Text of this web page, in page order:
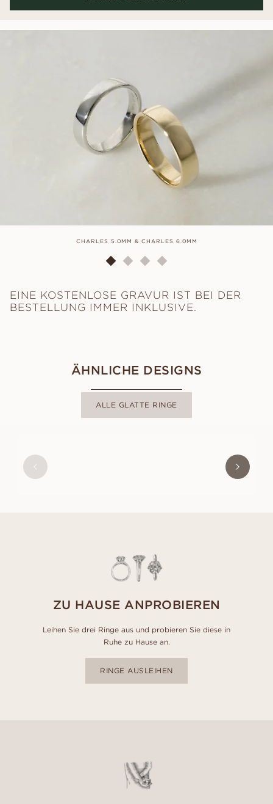
CHARLES 5.0MM & CHARLES 6.0MM
EINE KOSTENLOSE GRAVUR IST BEI DER
BESTELLUNG IMMER INKLUSIVE.
ÄHNLICHE DESIGNS
ALLE GLATTE RINGE
ZU HAUSE ANPROBIEREN
Leihen Sie drei Ringe aus und probieren Sie diese in
Ruhe zu Hause an.
RINGE AUSLEIHEN